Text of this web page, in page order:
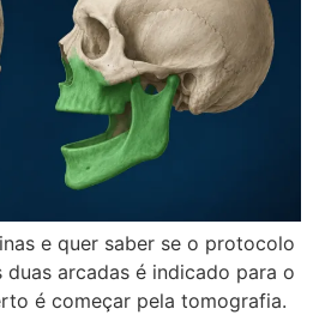
e quer saber se o protocolo
arcadas é indicado para o
é começar pela tomografia.